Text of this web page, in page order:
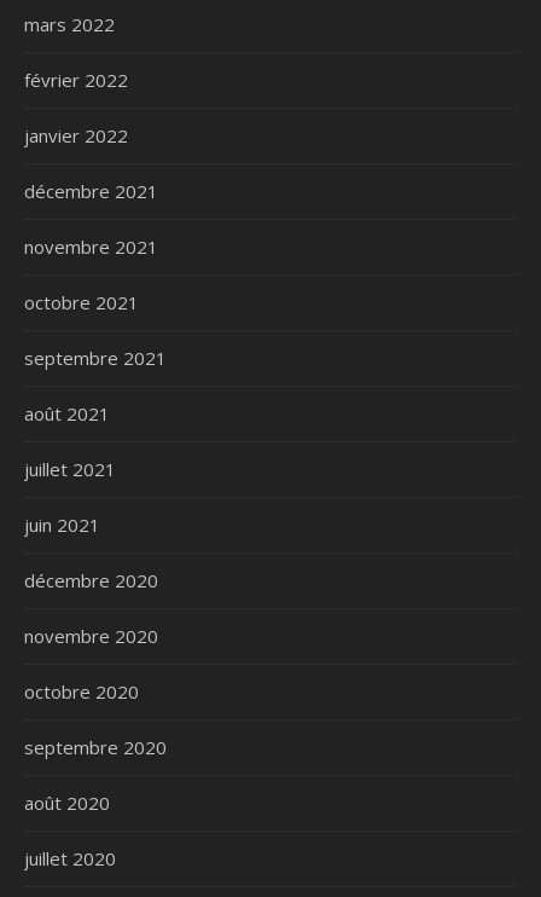
mars 2022
février 2022
janvier 2022
décembre 2021
novembre 2021
octobre 2021
septembre 2021
août 2021
juillet 2021
juin 2021
décembre 2020
novembre 2020
octobre 2020
septembre 2020
août 2020
juillet 2020